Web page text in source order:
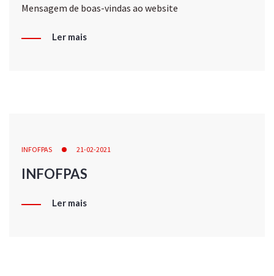
Mensagem de boas-vindas ao website
Ler mais
INFOFPAS 21-02-2021
INFOFPAS
Ler mais